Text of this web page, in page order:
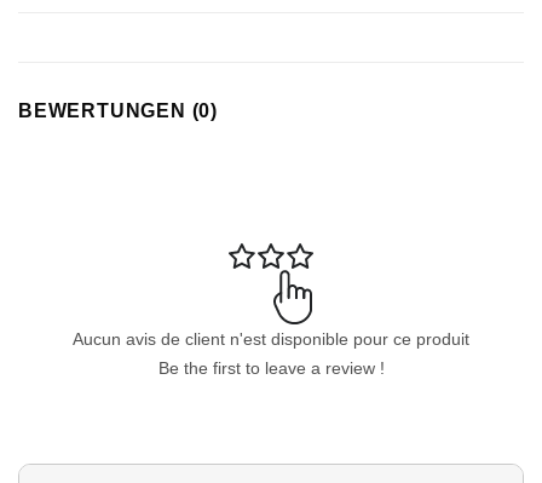
BEWERTUNGEN (0)
Aucun avis de client n'est disponible pour ce produit
Be the first to leave a review !